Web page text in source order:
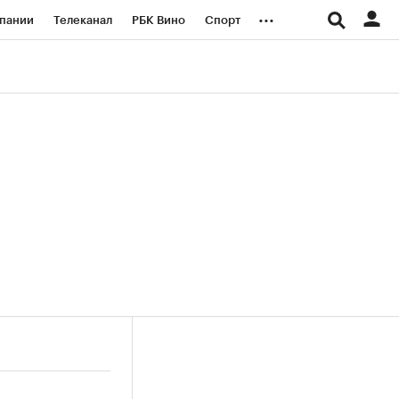
Телеканал РБК Вино Спорт ...